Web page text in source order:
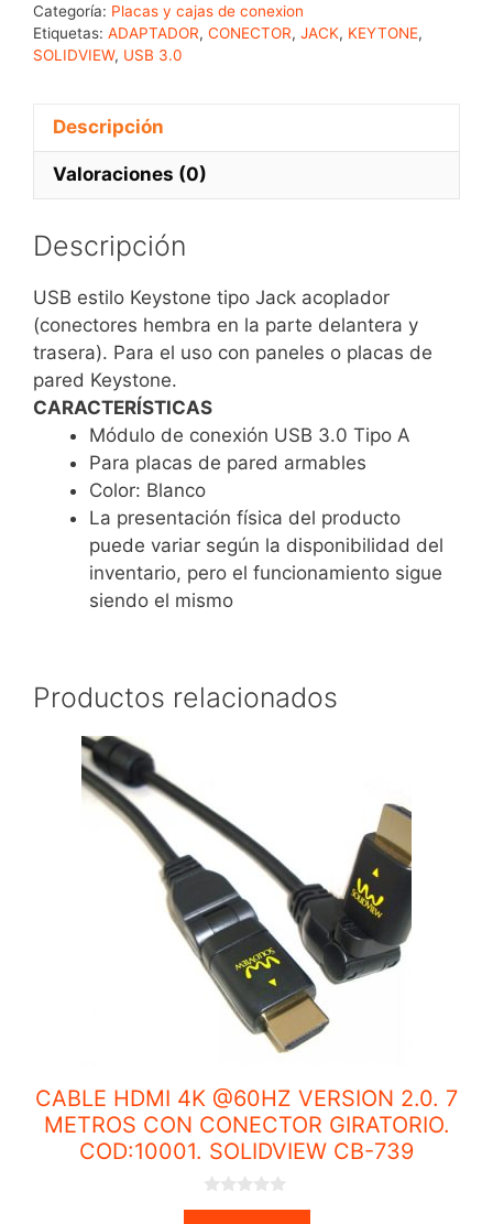
Categoría: Placas y cajas de conexion
Etiquetas: ADAPTADOR, CONECTOR, JACK, KEYTONE,
SOLIDVIEW, USB 3.0
Descripción
Valoraciones (0)
Descripción
USB estilo Keystone tipo Jack acoplador
(conectores hembra en la parte delantera y
trasera). Para el uso con paneles o placas de
pared Keystone.
CARACTERÍSTICAS
Módulo de conexión USB 3.0 Tipo A
Para placas de pared armables
Color: Blanco
La presentación física del producto
puede variar según la disponibilidad del
inventario, pero el funcionamiento sigue
siendo el mismo
Productos relacionados
CABLE HDMI 4K @60HZ VERSION 2.0. 7
METROS CON CONECTOR GIRATORIO.
COD:10001. SOLIDVIEW CB-739
0